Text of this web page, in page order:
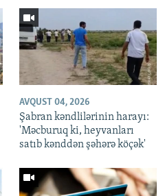
AVQUST 04, 2026
Şabran kəndlilərinin harayı:
'Məcburuq ki, heyvanları
satıb kənddən şəhərə köçək'